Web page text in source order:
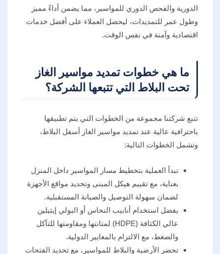
الدورية والفحص الدوري للمواسير، مما يضمن أداءً مميز
وطول عمر للتمديدات، ليحصل العملاء على أفضل خدمات
اقتصادية وآمنة في نفس الوقت.
ما هي خطوات تمديد مواسير الغاز
تحت البلاط التي تتبعها الشركة؟
تتبع شركتنا مجموعة من الخطوات التي يتم تطبيقها
باحترافية عالية عند تمديد مواسير الغاز أسفل البلاط،
وتشمل الخطوات التالية:
تبدأ العملية بتخطيط مسار المواسير داخل المنزل
بعناية، مع تقييم هيكل المبنى وتحديد مواقع الأجهزة
لضمان سهولة التوصيل والصيانة المستقبلية.
يفضل استخدام أنابيب النحاس أو البولي إيثيلين
عالي الكثافة (HDPE) لمتانتها ومقاومتها للتآكل
والضغط، مع الالتزام بالمعايير الدولية.
تحضر الأرضية والبلاط للمواسير، مع تحديد الفتحات